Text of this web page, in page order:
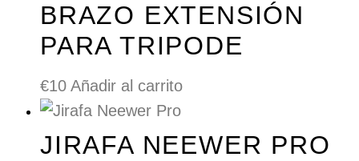
BRAZO EXTENSIÓN
PARA TRIPODE
€10 Añadir al carrito
JIRAFA NEEWER PRO